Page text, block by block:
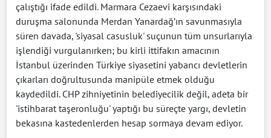
çalıştığı ifade edildi. Marmara Cezaevi karşısındaki
duruşma salonunda Merdan Yanardağ’ın savunmasıyla
süren davada, 'siyasal casusluk' suçunun tüm unsurlarıyla
işlendiği vurgulanırken; bu kirli ittifakın amacının
İstanbul üzerinden Türkiye siyasetini yabancı devletlerin
çıkarları doğrultusunda manipüle etmek olduğu
kaydedildi. CHP zihniyetinin belediyecilik değil, adeta bir
'istihbarat taşeronluğu' yaptığı bu süreçte yargı, devletin
bekasına kastedenlerden hesap sormaya devam ediyor.